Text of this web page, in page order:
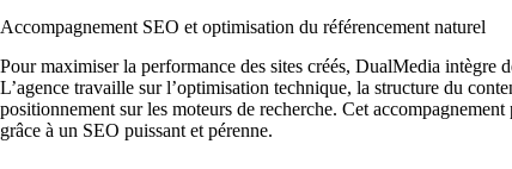
Accompagnement SEO et optimisation du référencement naturel
Pour maximiser la performance des sites créés, DualMedia intègre
L’agence travaille sur l’optimisation technique, la structure du
positionnement sur les moteurs de recherche. Cet
grâce à un SEO puissant et pérenne.